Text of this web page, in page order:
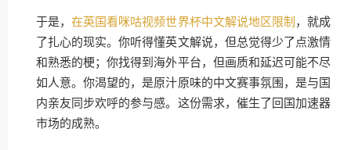
于是，在英国看咪咕视频世界杯中文解说地区限制 ，就成
了扎心的现实。你听得懂英文解说，但总觉得少了点激情
和熟悉的梗；你找得到海外平台，但画质和延迟可能不尽
如人意。你渴望的，是原汁原味的中文赛事氛围，是与国
内亲友同步欢呼的参与感。这份需求，催生了回国加速器
市场的成熟。